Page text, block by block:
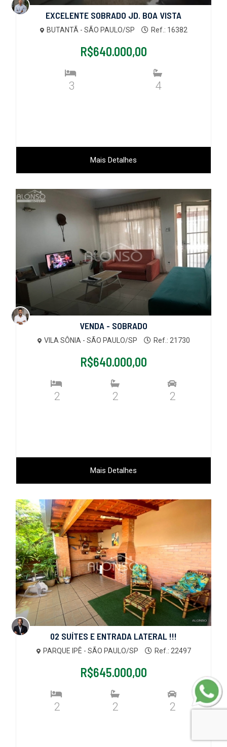
EXCELENTE SOBRADO JD. BOA VISTA
BUTANTÃ - SÃO PAULO/SP Ref.: 16382
R$640.000,00
3 4
Mais Detalhes
VENDA - SOBRADO
VILA SÔNIA - SÃO PAULO/SP Ref.: 21730
R$640.000,00
2 2 2
Mais Detalhes
02 SUÍTES E ENTRADA LATERAL !!!
PARQUE IPÊ - SÃO PAULO/SP Ref.: 22497
R$645.000,00
2 2 2